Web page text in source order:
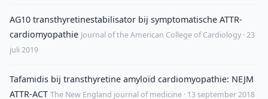
AG10 transthyretinestabilisator bij symptomatische ATTR-
cardiomyopathie Journal of the American College of Cardiology · 23
juli 2019
Tafamidis bij transthyretine amyloïd cardiomyopathie: NEJM
ATTR-ACT The New England journal of medicine · 13 september 2018